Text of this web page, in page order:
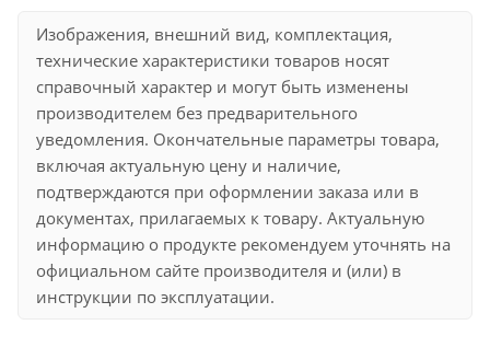
Изображения, внешний вид, комплектация,
технические характеристики товаров носят
справочный характер и могут быть изменены
производителем без предварительного
уведомления. Окончательные параметры товара,
включая актуальную цену и наличие,
подтверждаются при оформлении заказа или в
документах, прилагаемых к товару. Актуальную
информацию о продукте рекомендуем уточнять на
официальном сайте производителя и (или) в
инструкции по эксплуатации.